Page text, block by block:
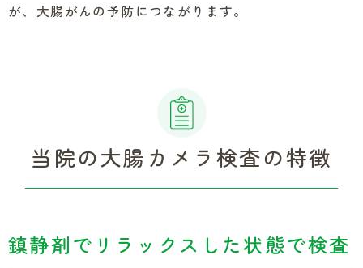
が、大腸がんの予防につながります。
当院の大腸カメラ検査の特徴
鎮静剤でリラックスした状態で検査